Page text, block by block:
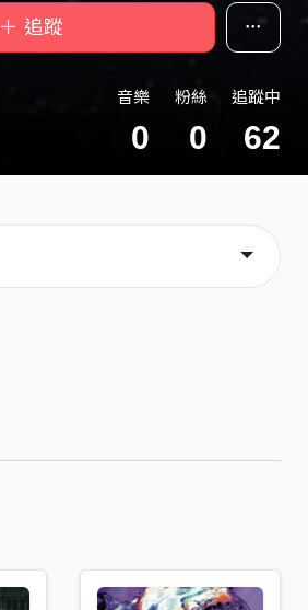
＋ 追蹤
音樂
0
粉絲
0
追蹤中
62